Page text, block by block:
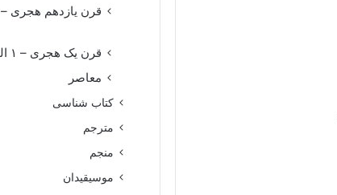
قرن یازدهم هجری – ۹۷۰ الی ۱۰۶۷ شمسی
قرن یک هجری – ۱ الی ۹۷ شمسی –
معاصر
کتاب شناسی
مترجم
منجم
موسیقیدان